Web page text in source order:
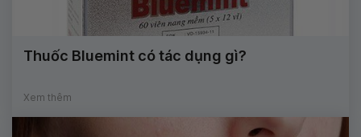
Thuốc Bluemint có tác dụng gì?
Xem thêm